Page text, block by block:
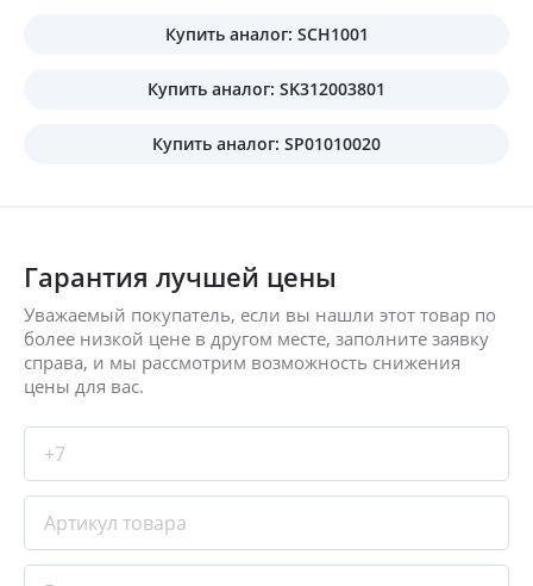
Купить аналог: SCH1001
Купить аналог: SK312003801
Купить аналог: SP01010020
Гарантия лучшей цены
Уважаемый покупатель, если вы нашли этот товар по
более низкой цене в другом месте, заполните заявку
справа, и мы рассмотрим возможность снижения
цены для вас.